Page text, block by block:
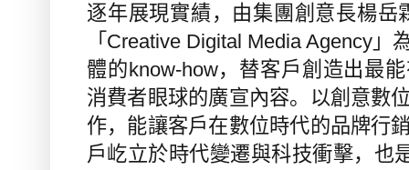
逐年展現實績，由集團創意長楊岳
「 Creative Digital Media Agency 」
體的know-how，替客戶創造出最
消費者眼球的廣宣內容。以創意數
作，能讓客戶在數位時代的品牌行
戶屹立於時代變遷與科技衝擊，也